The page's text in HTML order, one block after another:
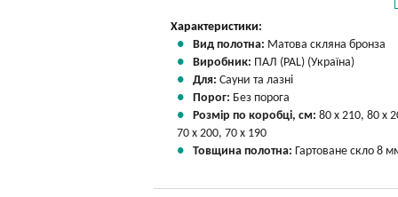
Характеристики:
Вид полотна: Матова скляна бронза
Виробник: ПАЛ (PAL) (Україна)
Для: Сауни та лазні
Порог: Без порога
Розмір по коробці, см: 80 х 210, 80 х
70 х 200, 70 х 190
Товщина полотна: Гартоване скло 8